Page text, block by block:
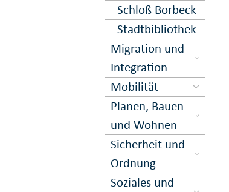
Schloß Borbeck
Stadtbibliothek
Migration und
Inte­gration
Mobilität
Planen, Bauen
und Wohnen
Sicher­heit und
Ord­nung
Soziales und